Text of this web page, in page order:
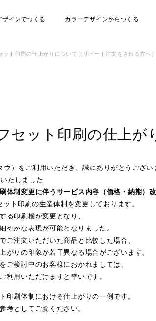
ザインでつくる カラーデザインからつくる
ット印刷の仕上がりについて（リピート注文をされる方へ）
セット印刷の仕上
）をご利用いただき、誠にありがとうござい
たしました
体制変更に伴うサービス内容（価格・納期）
ト印刷の生産体制を変更しております。
る印刷機が変更となり、
やかな表現が可能となりました。
ご注文いただいた商品と比較した場合、
がりの印象が若干異なる場合がございます。
ご検討中のお客様におかれましては、
利用いただけますと幸いです。
印刷体制における仕上がりの一例です。
考としてご覧ください。